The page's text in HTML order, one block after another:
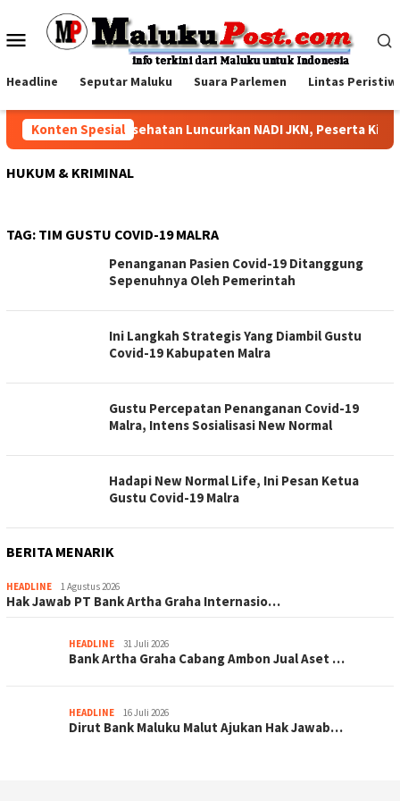
konten
Menu
Headline Seputar Maluku Suara Parlemen Lintas
Konten SpesialBPJS Kesehatan Luncurkan NADI JKN, Peserta Kini
HUKUM & KRIMINAL
TAG: TIM GUSTU COVID-19 MALRA
Penanganan Pasien Covid-19 Ditanggung
Sepenuhnya Oleh Pemerintah
Ini Langkah Strategis Yang Diambil Gustu
Covid-19 Kabupaten Malra
Gustu Percepatan Penanganan Covid-19
Malra, Intens Sosialisasi New Normal
Hadapi New Normal Life, Ini Pesan Ketua
Gustu Covid-19 Malra
BERITA MENARIK
HEADLINE 1 Agustus 2026
Hak Jawab PT Bank Artha Graha Internasio…
HEADLINE 31 Juli 2026
Bank Artha Graha Cabang Ambon Jual Aset …
HEADLINE 16 Juli 2026
Dirut Bank Maluku Malut Ajukan Hak Jawab…